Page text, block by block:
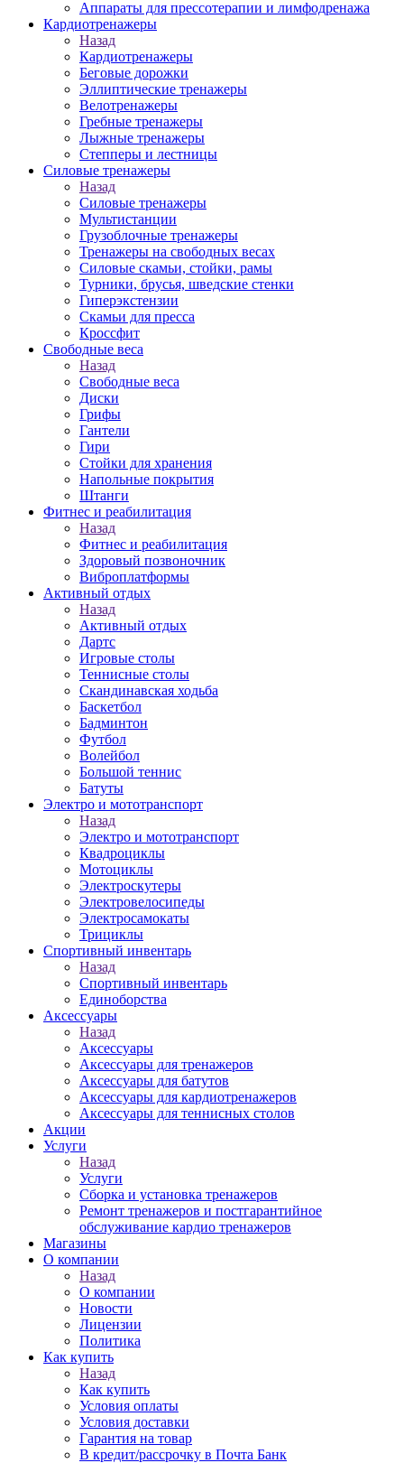
Аппараты для прессотерапии и лимфодренажа
Кардиотренажеры
Назад
Кардиотренажеры
Беговые дорожки
Эллиптические тренажеры
Велотренажеры
Гребные тренажеры
Лыжные тренажеры
Степперы и лестницы
Силовые тренажеры
Назад
Силовые тренажеры
Мультистанции
Грузоблочные тренажеры
Тренажеры на свободных весах
Силовые скамьи, стойки, рамы
Турники, брусья, шведские стенки
Гиперэкстензии
Скамьи для пресса
Кроссфит
Свободные веса
Назад
Свободные веса
Диски
Грифы
Гантели
Гири
Стойки для хранения
Напольные покрытия
Штанги
Фитнес и реабилитация
Назад
Фитнес и реабилитация
Здоровый позвоночник
Виброплатформы
Активный отдых
Назад
Активный отдых
Дартс
Игровые столы
Теннисные столы
Скандинавская ходьба
Баскетбол
Бадминтон
Футбол
Волейбол
Большой теннис
Батуты
Электро и мототранспорт
Назад
Электро и мототранспорт
Квадроциклы
Мотоциклы
Электроскутеры
Электровелосипеды
Электросамокаты
Трициклы
Спортивный инвентарь
Назад
Спортивный инвентарь
Единоборства
Аксессуары
Назад
Аксессуары
Аксессуары для тренажеров
Аксессуары для батутов
Аксессуары для кардиотренажеров
Аксессуары для теннисных столов
Акции
Услуги
Назад
Услуги
Сборка и установка тренажеров
Ремонт тренажеров и постгарантийное
обслуживание кардио тренажеров
Магазины
О компании
Назад
О компании
Новости
Лицензии
Политика
Как купить
Назад
Как купить
Условия оплаты
Условия доставки
Гарантия на товар
В кредит/рассрочку в Почта Банк